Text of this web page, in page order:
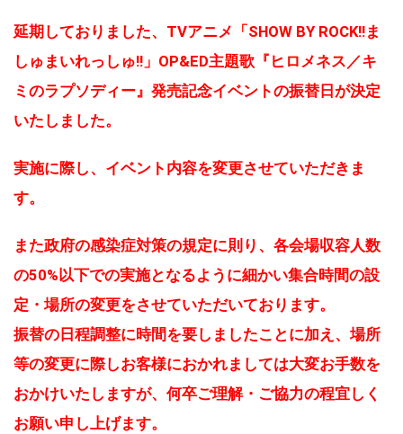
延期しておりました、TVアニメ「SHOW BY ROCK!!ま
しゅまいれっしゅ!!」OP&ED主題歌『ヒロメネス／キ
ミのラプソディー』発売記念イベントの振替日が決定
いたしました。
実施に際し、イベント内容を変更させていただきま
す。
また政府の感染症対策の規定に則り、各会場収容人数
の50%以下での実施となるように細かい集合時間の設
定・場所の変更をさせていただいております。
振替の日程調整に時間を要しましたことに加え、場所
等の変更に際しお客様におかれましては大変お手数を
おかけいたしますが、何卒ご理解・ご協力の程宜しく
お願い申し上げます。